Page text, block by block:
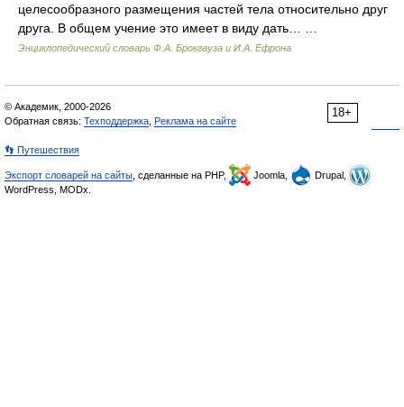
целесообразного размещения частей тела относительно друг
друга. В общем учение это имеет в виду дать… …
Энциклопедический словарь Ф.А. Брокгауза и И.А. Ефрона
18+
© Академик, 2000-2026
Обратная связь: Техподдержка Реклама на сайте
👣 Путешествия
Экспорт словарей на сайты , сделанные на PHP, Joomla,
Drupal,
WordPress, MODx.